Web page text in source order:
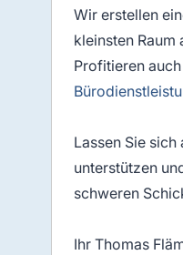
Wir erstellen
kleinsten Raum
Profitieren
Lassen Sie
unterstützen
schweren
Ihr Thomas